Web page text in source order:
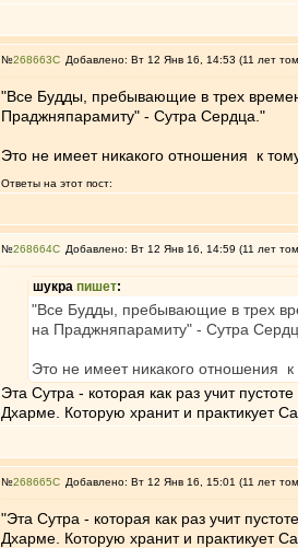
№268663 Добавлено: Вт 12 Янв 16, 14:53 (11 лет
"Все Будды, пребывающие в трех
Праджняпарамиту" - Сутра Сердца."
Это не имеет никакого отношения к
Ответы на этот пост:
№268664 Добавлено: Вт 12 Янв 16, 14:59 (11 лет
шукра пишет:
"Все Будды, пребывающие в трех
на Праджняпарамиту" - Сутра
Это не имеет никакого отношения к
Эта Сутра - которая как раз учит
Дхарме. Которую хранит и практикует
№268665 Добавлено: Вт 12 Янв 16, 15:01 (11 лет
"Эта Сутра - которая как раз учит
Дхарме. Которую хранит и практикует